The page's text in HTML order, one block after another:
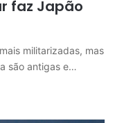
faz Japão
militarizadas, mas
são antigas e…